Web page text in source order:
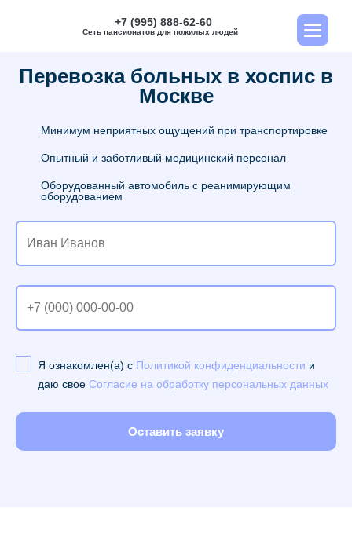
+7 (995) 888-62-60
Сеть пансионатов для пожилых людей
Перевозка больных в хоспис в
Москве
Минимум неприятных ощущений при транспортировке
Опытный и заботливый медицинский персонал
Оборудованный автомобиль с реанимирующим
оборудованием
Я ознакомлен(а) с Политикой конфиденциальности и
даю свое Согласие на обработку персональных данных
Оставить заявку